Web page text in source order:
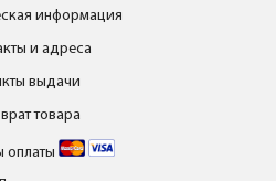
информация
и адреса
выдачи
товара
оплаты